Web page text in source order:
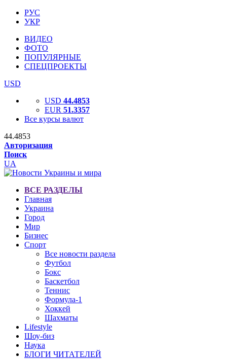
РУС
УКР
ВИДЕО
ФОТО
ПОПУЛЯРНЫЕ
СПЕЦПРОЕКТЫ
USD
USD 44.4853
EUR 51.3357
Все курсы валют
44.4853
Авторизация
Поиск
UA
ВСЕ РАЗДЕЛЫ
Главная
Украина
Город
Мир
Бизнес
Спорт
Все новости раздела
Футбол
Бокс
Баскетбол
Теннис
Формула-1
Хоккей
Шахматы
Lifestyle
Шоу-биз
Наука
БЛОГИ ЧИТАТЕЛЕЙ